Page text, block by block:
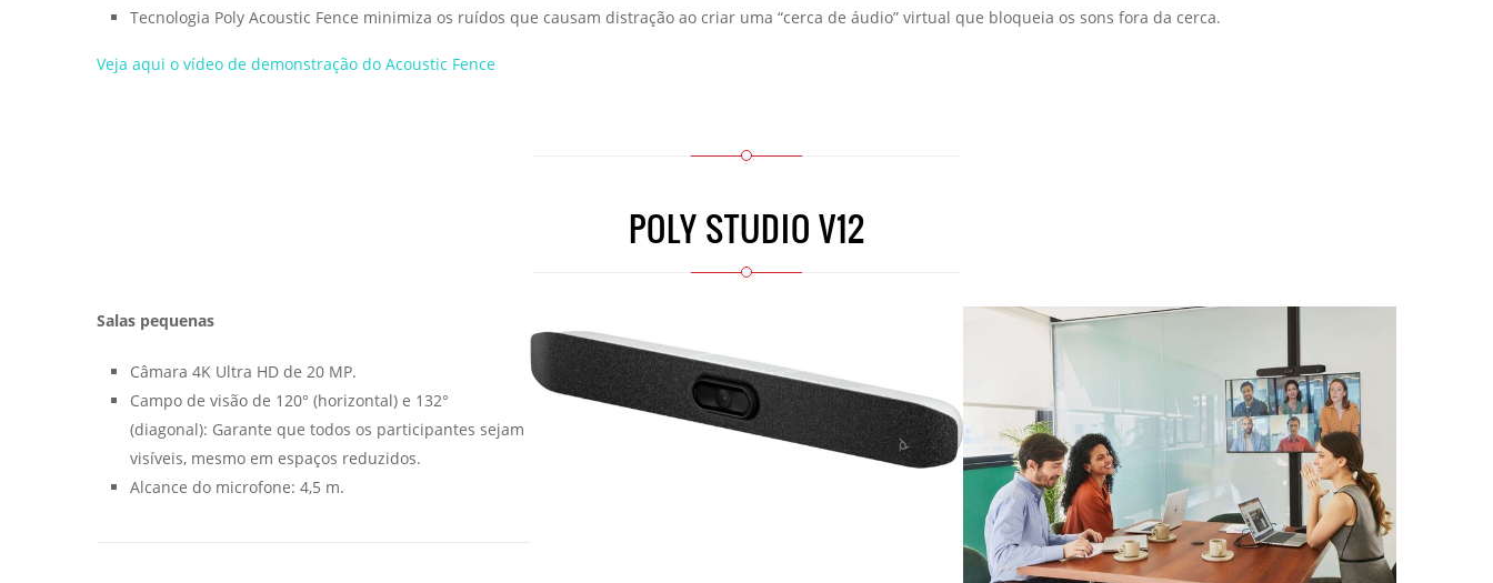
Tecnologia Poly Acoustic Fence minimiza os ruídos que causam distração ao criar uma “cerca de áudio” virtual que bloqueia os sons fora da cerca.
Veja aqui o vídeo de demonstração do Acoustic Fence
POLY STUDIO V12
Salas pequenas
Câmara 4K Ultra HD de 20 MP.
Campo de visão de 120° (horizontal) e 132°
(diagonal): Garante que todos os participantes sejam
visíveis, mesmo em espaços reduzidos.
Alcance do microfone: 4,5 m.